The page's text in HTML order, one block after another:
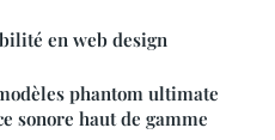
en web design
phantom ultimate
sonore haut de gamme